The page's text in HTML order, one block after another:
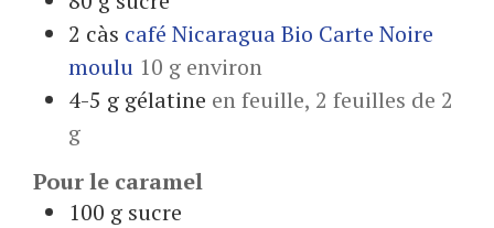
2 càs café Nicaragua Bio Carte Noire
moulu 10 g environ
4-5 g gélatine en feuille, 2 feuilles de 2
g
Pour le caramel
100 g sucre